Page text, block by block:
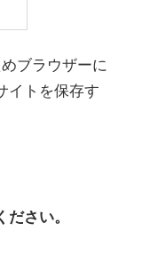
ブラウザーに
イトを保存す
さい。